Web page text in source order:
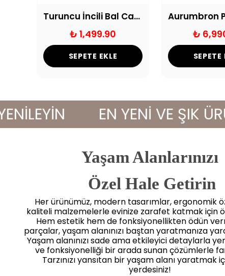
Turuncu İncili Bal Cam İstiridye Dekor Obje
₺ 1,499.90
SEPETE EKLE
₺
SEPETE
EN YENİ VE ŞIK
Yaşam Alanlarınızı
Özel Hale Getirin
Her ürünümüz, modern tasarımlar, ergonomik
kaliteli malzemelerle evinize zarafet katmak için
Hem estetik hem de fonksiyonellikten ödün
parçalar, yaşam alanınızı baştan yaratmanıza
Yaşam alanınızı sade ama etkileyici detaylarla
ve fonksiyonelliği bir arada sunan çözümlerle
Tarzınızı yansıtan bir yaşam alanı yaratmak
yerdesiniz!